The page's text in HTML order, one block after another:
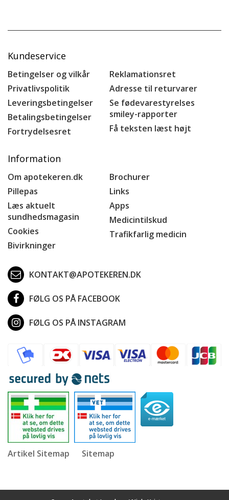
Kundeservice
Betingelser og vilkår
Privatlivspolitik
Leveringsbetingelser
Betalingsbetingelser
Fortrydelsesret
Reklamationsret
Adresse til returvarer
Se fødevarestyrelses
smiley-rapporter
Få teksten læst højt
Information
Om apotekeren.dk
Pillepas
Læs aktuelt
sundhedsmagasin
Cookies
Bivirkninger
Brochurer
Links
Apps
Medicintilskud
Trafikfarlig medicin
KONTAKT@APOTEKEREN.DK
FØLG OS PÅ FACEBOOK
FØLG OS PÅ INSTAGRAM
Artikel Sitemap Sitemap